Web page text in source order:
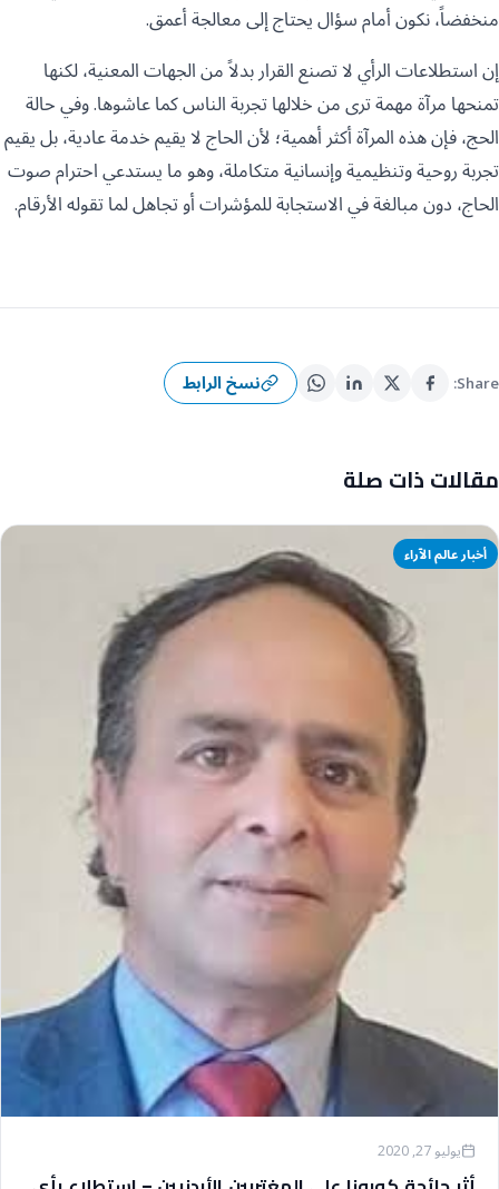
منخفضاً، نكون أمام سؤال يحتاج إلى معالجة أعمق.
إن استطلاعات الرأي لا تصنع القرار بدلاً من الجهات المعنية، لكنها
تمنحها مرآة مهمة ترى من خلالها تجربة الناس كما عاشوها. وفي حالة
الحج، فإن هذه المرآة أكثر أهمية؛ لأن الحاج لا يقيم خدمة عادية، بل يقيم
تجربة روحية وتنظيمية وإنسانية متكاملة، وهو ما يستدعي احترام صوت
الحاج، دون مبالغة في الاستجابة للمؤشرات أو تجاهل لما تقوله الأرقام.
Share: نسخ الرابط
مقالات ذات صلة
أخبار عالم الآراء
يوليو 27, 2020